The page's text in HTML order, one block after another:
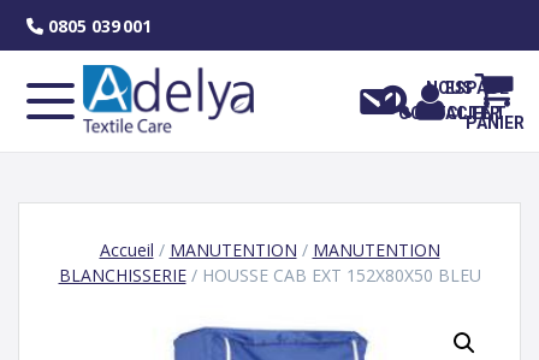
0805 039 001
NOUS
CONTACTER
ESPACE
CLIENT
PANIER
Accueil / MANUTENTION / MANUTENTION
BLANCHISSERIE/ HOUSSE CAB EXT 152X80X50 BLEU